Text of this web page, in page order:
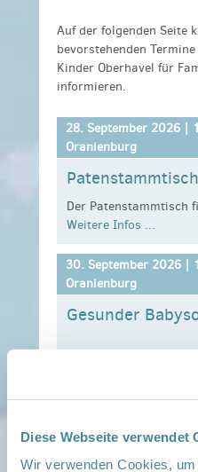
Diese Webseite verwendet
Wir verwenden Cookies,
Auf der folgenden Seite
bevorstehenden
Kinder Oberhavel für
informieren.
28. September 2026 |
Oranienburg
Der Patenstammtisch
am letzten Montag
Familienpat*innen
im Anschluss werden
Eine Anmeldung ist
erforderlich.
Weitere Infos ...
30. September 2026 |
Oranienburg
Gesunder
30. September 2026 |